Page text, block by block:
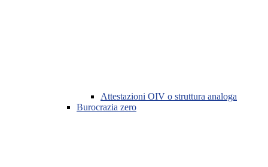
Attestazioni OIV o struttura analoga
Burocrazia zero